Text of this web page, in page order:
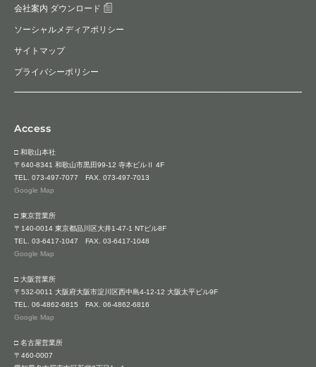
会社案内 ダウンロード
ソーシャルメディアポリシー
サイトマップ
プライバシーポリシー
Access
□ 和歌山本社
〒640-8341 和歌山市黒田99-12 寺本ビルⅡ 4F
TEL. 073-497-7077 FAX. 073-497-7013
Google Map
□ 東京営業所
〒140-0014 東京都品川区大井1-47-1 NTビル8F
TEL. 03-6417-1047 FAX. 03-6417-1048
Google Map
□ 大阪営業所
〒532-0011 大阪府大阪市淀川区西中島4-12-12 大阪太平ビル9F
TEL. 06-4862-6815 FAX. 06-4862-6816
Google Map
□ 名古屋営業所
〒460-0007